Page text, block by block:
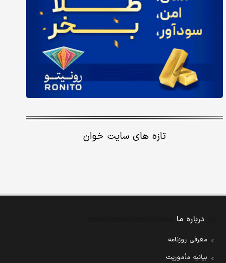
تازه های سایت خوان
درباره ما
معرفی روزنامه
بیانیه مأموریت